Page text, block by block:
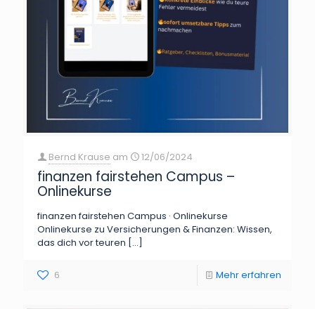
Bernd Krause am 12/06/2024
finanzen fairstehen Campus –
Onlinekurse
finanzen fairstehen Campus · Onlinekurse
Onlinekurse zu Versicherungen & Finanzen: Wissen,
das dich vor teuren […]
6 Mehr erfahren